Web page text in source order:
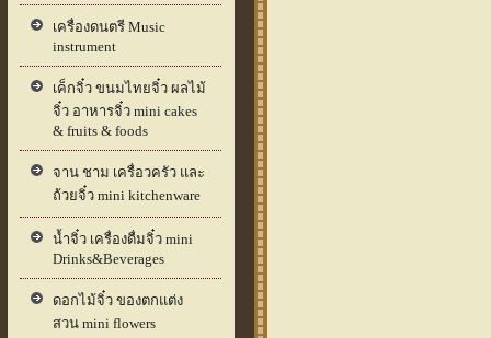
เครื่องดนตรี Music
instrument
เค็กจิ๋ว ขนมไทยจิ๋ว ผลไม้
จิ๋ว อาหารจิ๋ว mini cakes
& fruits & foods
จาน ชาม เครื่อวครัว และ
ถ้วยจิ๋ว mini kitchenware
น้ำจิ๋ว เครื่องดื่มจิ๋ว mini
Drinks&Beverages
ดอกไม้จิ๋ว ของตกแต่ง
สวน mini flowers